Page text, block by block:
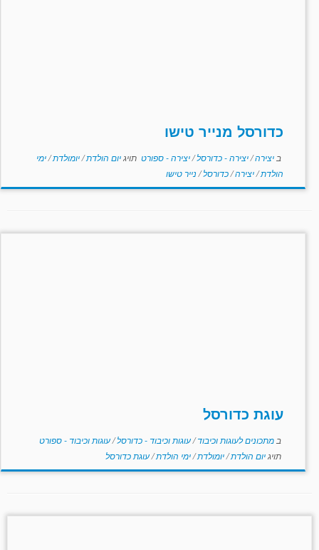
כדורסל מנייר טישו
ב יצירה/יצירה - כדורסל/יצירה - ספורט תויגיום הולדת/יומולדת/ימי
הולדת/יצירה/כדורסל/ נייר טישו
עוגת כדורסל
ב מתכונים לעוגות וכיבוד/עוגות וכיבוד - כדורסל/עוגות וכיבוד - ספורט
תויגיום הולדת/יומולדת/ימי הולדת/עוגת כדורסל